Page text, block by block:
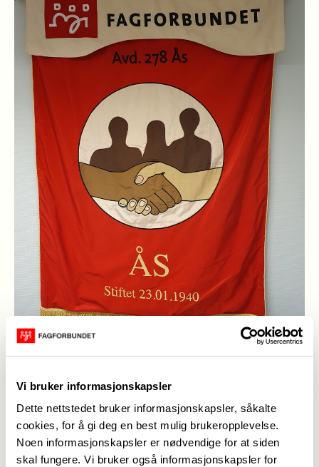
Vi bruker informasjonskapsler
Dette nettstedet bruker informasjonskapsler, såkalte
cookies, for å gi deg en best mulig brukeropplevelse.
Noen informasjonskapsler er nødvendige for at siden
skal fungere. Vi bruker også informasjonskapsler for
Fanen til Fagforbundet Ås(Foto: Line Kvalberg)
Sist oppdatert: 24. apr. 2024
Program for dagen
09.00 Flaggheising i Borggården